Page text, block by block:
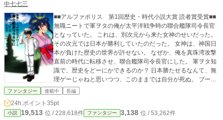
中七七三
■■アルファポリス 第1回歴史・時代小説大賞 読者賞受賞■■
無職ニートで軍ヲタの俺が太平洋戦争時の聯合艦隊司令長官
となっていた。 これは、別次元から来た女神のせいだった。
その次元では日本が勝利していたのだった。 女神は、神国日
本が負けた歴史の世界が許せない。 なぜか、俺を真珠湾攻撃
直前の時代に転移させ、聯合艦隊司令長官にした。 軍ヲタ知
識で、歴史をどーにかできるのか？ 日本勝たせるなんて、無
理ゲーじゃねと思いつつ、このままでは自分が死ぬ。 ブーゲ
ンビルで機上戦死か、戦争終わって、戦犯で死刑だ。 この運
話の最後に掲載しています。完結後に纏めようかと思いま
す。 使用している地図・画像は自作か、ライセンスで再利用
ファンタジー 連載中 長編
24h.ポイント 35pt
小説 19,513 位 / 228,618件 ファンタジー 3,138 位 / 53,262件